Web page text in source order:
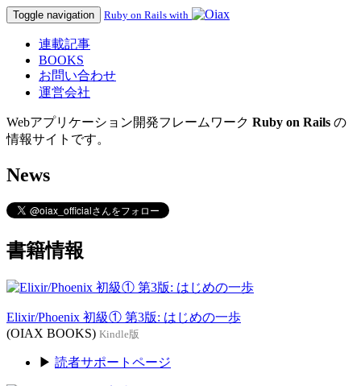
Toggle navigation Ruby on Rails with
連載記事
BOOKS
お問い合わせ
運営会社
Webアプリケーション開発フレームワーク Ruby on Rails の
情報サイトです。
News
書籍情報
Elixir/Phoenix 初級① 第3版: はじめの一歩
(OIAX BOOKS) Kindle版
▶ 読者サポートページ